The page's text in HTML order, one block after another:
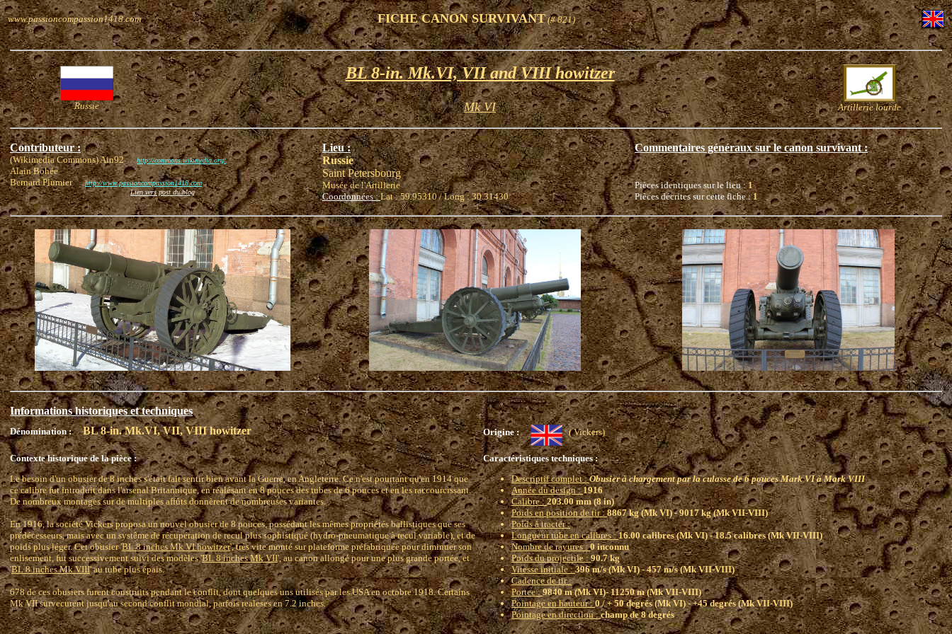
www.passioncompassion1418.com FICHE CANON SURVIVANT(# 821)
Russie
BL 8-in. Mk.VI, VII and VIII howitzer
Mk VI Artillerie lourde
Contributeur :
(Wikimedia Commons) Ain92http://commons.wikimedia.org/
Alain Bohée
Bernard Plumierhttp://www.passioncompassion1418.com
Lien vers post du blog
Lieu :
Russie
Saint Petersbourg
Musée de l'Artillerie
Coordonnées :Lat : 59.95310 / Long : 30.31430
Commentaires généraux sur le canon survivant :
Pièces identiques sur le lieu :1
Pièces décrites sur cette fiche :1
Informations historiques et techniques
Dénomination : BL 8-in. Mk.VI, VII, VIII howitzer Origine : ( Vickers)
Contexte historique de la pièce :
Le besoin d'un obusier de 8 inches s'était fait sentir bien avant la Guerre, en Angleterre. Ce n'est pourtant qu'en 1914 que
ce calibre fut introduit dans l'arsenal Britannique, en réalésant en 8 pouces des tubes de 6 pouces et en les raccourcissant.
De nombreux montages sur de multiples affûts donnèrent de nombreuses variantes.
En 1916, la société Vickers proposa un nouvel obusier de 8 pouces, possédant les mêmes propriétés ballistiques que ses
prédécesseurs, mais avec un systême de récupération de recul plus sophistiqué (hydro-pneumatique à recul variable), et de
poids plus léger. Cet obusier 'BL 8 inches Mk VI howitzer', très vite monté sur plateforme préfabriquée pour diminuer son
enlisement, fut successivement suivi des modèles 'BL 8 inches Mk VII', au canon allongé pour une plus grande portée, et
'BL 8 inches Mk VIII' au tube plus épais.
678 de ces obusiers furent construits pendant le conflit, dont quelques uns utilisés par les USA en octobre 1918. Certains
Mk VII survecurent jusqu'au second conflit mondial, parfois realeses en 7.2 inches.
Caractéristiques techniques :
Descriptif complet :Obusier à chargement par la culasse de 6 pouces Mark VI à Mark VIII
Année du design :1916
Calibre :203.00 mm (8 in)
Poids en position de tir :8867 kg (Mk VI) - 9017 kg (Mk VII-VIII)
Poids à tracter :
Longueur tube en calibres :16.00 calibres (Mk VI) - 18.5 calibres (Mk VII-VIII)
Nombre de rayures :0 inconnu
Poids du projectile :90.7 kg
Vitesse initiale :396 m/s (Mk VI) - 457 m/s (Mk VII-VIII)
Cadence de tir :
Portee :9840 m (Mk VI)- 11250 m (Mk VII-VIII)
Pointage en hauteur :0 / + 50 degrés (Mk VI) - +45 degrés (Mk VII-VIII)
Pointage en direction :champ de 8 degrés